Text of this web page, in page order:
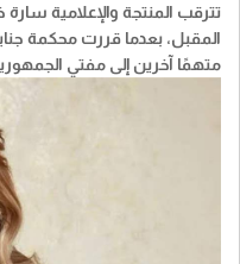
متهمًا آخرين إلى مفتي
الإعدام، على خلفية اتهامهم